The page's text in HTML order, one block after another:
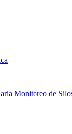
Monitoreo de